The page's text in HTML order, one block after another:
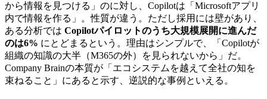
から​情報を​見つける」のに​対し、​Copilotは​「Microsoftアプリ
内で​情報を​作る」。​性質が​違う。​ただし採用には​壁が​あり、​
ある​分析では​ Copilotパイロットのうち大規模展開に進んだ
のは6% にとどまると​いう。​理由は​シンプルで、​「Copilotが​
組織の​知識の​大半​（M365の​外）を​見られないから」だ。​
Company Brainの​本質が​「エコシステムを​越えて​全社の​知を​
束ねる​こと」に​あると​示す、​逆説的な​事例と​いえる。